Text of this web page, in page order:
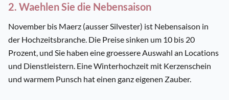
2. Waehlen Sie die Nebensaison
November bis Maerz (ausser Silvester) ist Nebensaison in
der Hochzeitsbranche. Die Preise sinken um 10 bis 20
Prozent, und Sie haben eine groessere Auswahl an Locations
und Dienstleistern. Eine Winterhochzeit mit Kerzenschein
und warmem Punsch hat einen ganz eigenen Zauber.